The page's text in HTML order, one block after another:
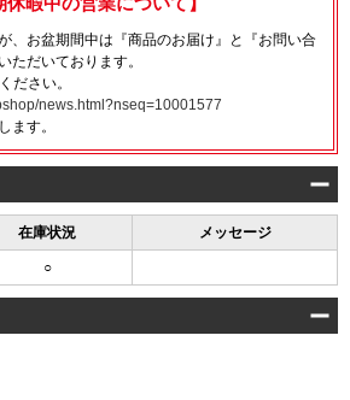
、お盆期間中は『商品のお届け』と『お問い合
ただいております。
ださい。
news.html?nseq=10001577
ます。
在庫状況 メッセージ
○